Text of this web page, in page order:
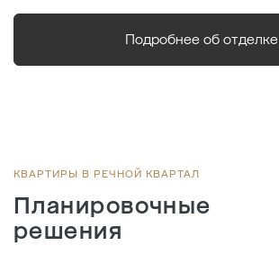
Подробнее об отделке
КВАРТИРЫ В РЕЧНОЙ КВАРТАЛ
Планировочные
решения